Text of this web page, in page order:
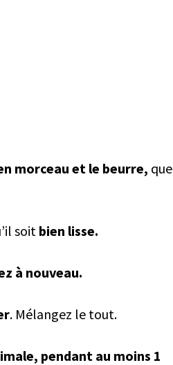
morceau et le beurre, que
soit bien lisse.
à nouveau.
. Mélangez le tout.
pendant au moins 1